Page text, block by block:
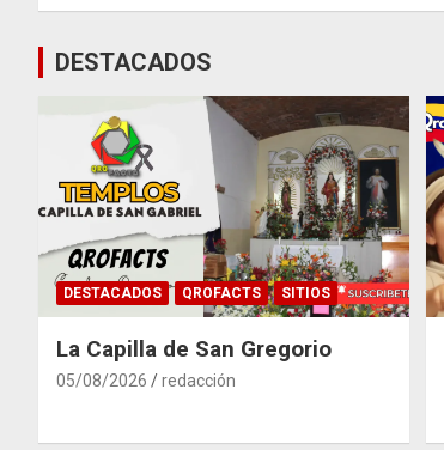
entradas
DESTACADOS
DESTACADOS QROFACTS SITIOS
La Capilla de San Gregorio
05/08/2026 redacción